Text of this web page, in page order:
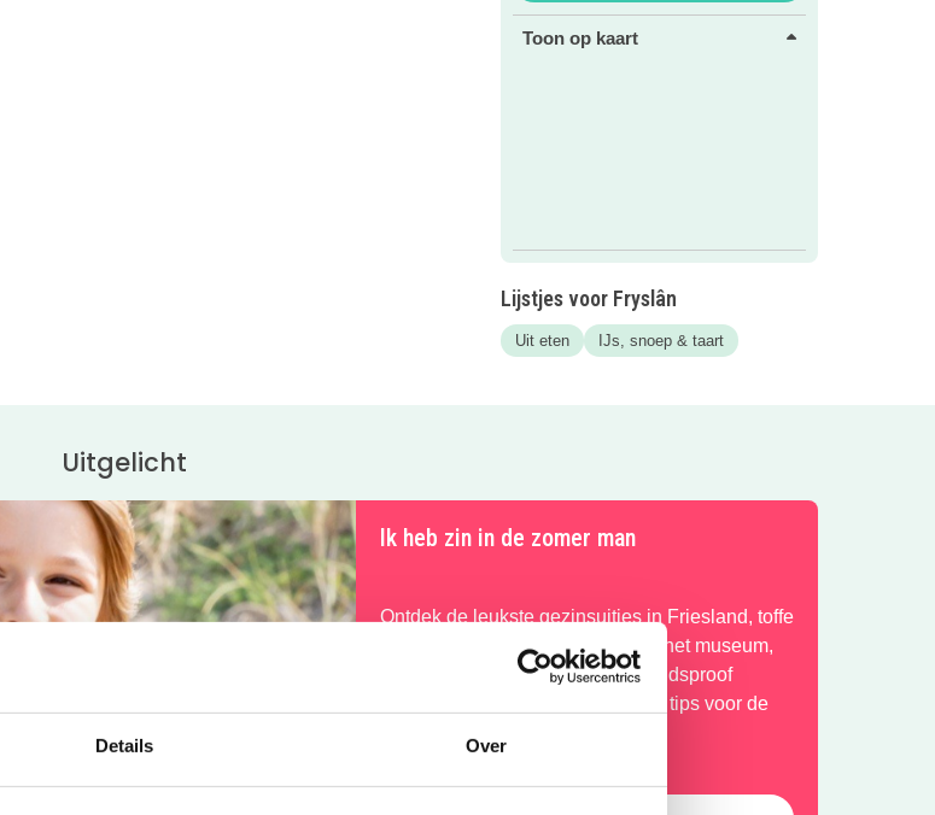
Details Over
Toon op kaart
Lijstjes voor Fryslân
Uit eten IJs, snoep & taart
Uitgelicht
Ik heb zin in de zomer man
Ontdek de leukste gezinsuitjes in Friesland, toffe
zwembaden, leuke activiteiten in het museum,
verkoelende speeltuinen, hippe kidsproof
terrassen en nog veel meer leuke tips voor de